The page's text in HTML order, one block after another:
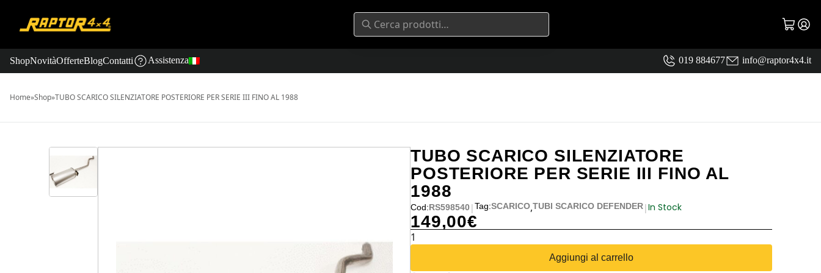
ShopNovitàOfferteBlogContatti Assistenza 019 884677 info@raptor4x4.it
Home»Shop»TUBO SCARICO SILENZIATORE POSTERIORE PER SERIE III FINO AL 1988
TUBO SCARICO SILENZIATORE
POSTERIORE PER SERIE III FINO AL
1988
Cod:RS598540|Tag:SCARICO,TUBI SCARICO DEFENDER|In Stock
149,00€
TUBO
Aggiungi al carrello